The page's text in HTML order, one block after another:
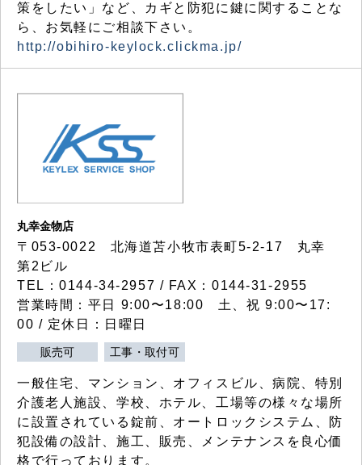
策をしたい」など、カギと防犯に鍵に関することな
ら、お気軽にご相談下さい。
http://obihiro-keylock.clickma.jp/
丸幸金物店
〒053-0022 北海道苫小牧市表町5-2-17 丸幸
第2ビル
TEL：0144-34-2957 / FAX：0144-31-2955
営業時間：平日 9:00〜18:00 土、祝 9:00〜17:
00 / 定休日：日曜日
販売可 工事・取付可
一般住宅、マンション、オフィスビル、病院、特別
介護老人施設、学校、ホテル、工場等の様々な場所
に設置されている錠前、オートロックシステム、防
犯設備の設計、施工、販売、メンテナンスを良心価
格で行っております。